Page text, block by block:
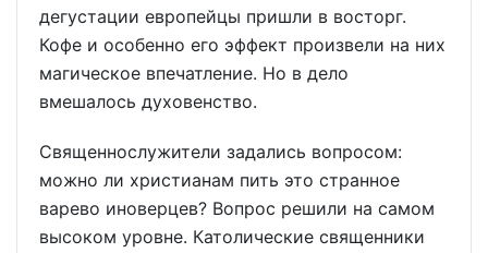
дегустации европейцы пришли в восторг.
Кофе и особенно его эффект произвели на них
магическое впечатление. Но в дело
вмешалось духовенство.
Священнослужители задались вопросом:
можно ли христианам пить это странное
варево иноверцев? Вопрос решили на самом
высоком уровне. Католические священники